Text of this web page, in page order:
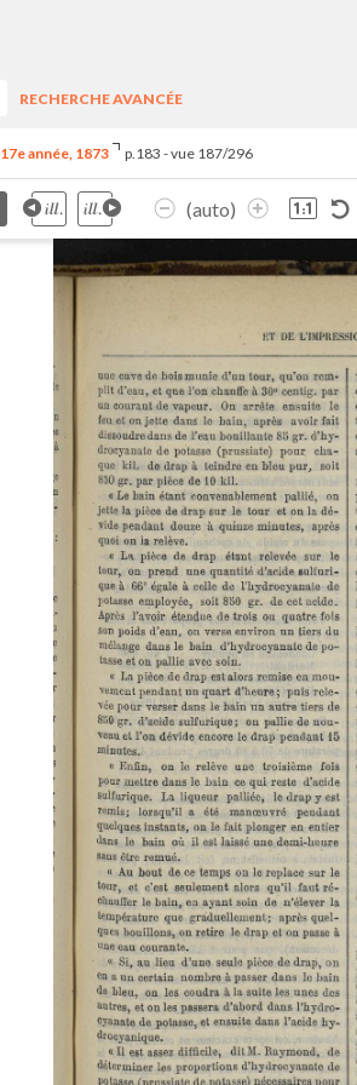
RECHERCHE AVANCÉE
17e année, 1873 p.183 - vue 187/296
(auto)